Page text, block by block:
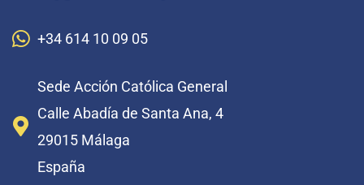
+34 614 10 09 05
Sede Acción Católica General
Calle Abadía de Santa Ana, 4
29015 Málaga
España